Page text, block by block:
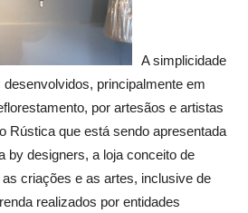
A simplicidade
principalmente em
por artesãos e artistas
Rústica que está sendo apresentada
by designers, a loja conceito de
criações e as artes, inclusive de
realizados por entidades